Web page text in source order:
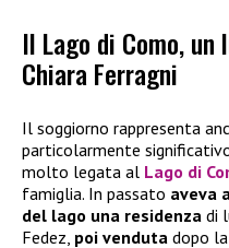
Il Lago di Como,
Chiara Ferragni
Il soggiorno rappresenta
particolarmente
molto legata al Lago di
famiglia. In passato aveva
del lago una residenza di
Fedez, poi venduta dopo